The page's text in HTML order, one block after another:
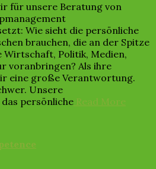
für unsere Beratung von
Wie sieht die persönliche
brauchen, die an der Spitze
Politik, Medien,
voranbringen? Als ihre
eine große Verantwortung.
Unsere
persönliche Read More